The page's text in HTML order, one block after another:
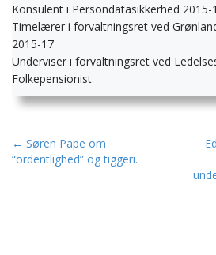
Konsulent i Persondatasikkerhed 2015-
Timelærer i forvaltningsret ved
2015-17
Underviser i forvaltningsret ved
Folkepensionist
P
o
← Søren Pape om
“ordentlighed” og tiggeri.